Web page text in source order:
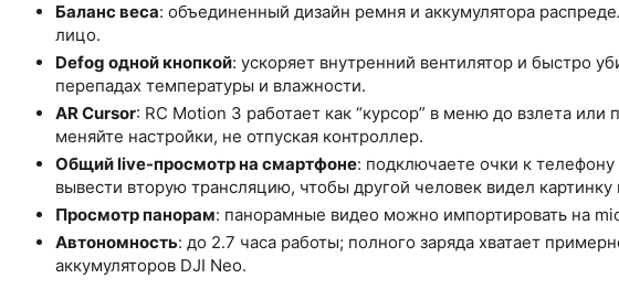
Баланс веса: объединенный дизайн ремня и аккумулятора
лицо.
Defog одной кнопкой: ускоряет внутренний вентилятор и быстро
перепадах температуры и влажности.
AR Cursor: RC Motion 3 работает как “курсор” в меню до взлета
меняйте настройки, не отпуская контроллер.
Общий live-просмотр на смартфоне: подключаете очки к
вывести вторую трансляцию, чтобы другой человек видел
Просмотр панорам: панорамные видео можно импортировать на
Автономность: до 2.7 часа работы; полного заряда хватает
аккумуляторов DJI Neo.